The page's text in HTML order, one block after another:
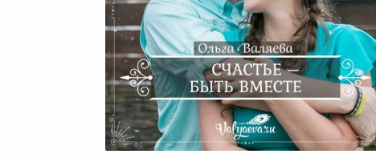
Счастье – Быть Вместе